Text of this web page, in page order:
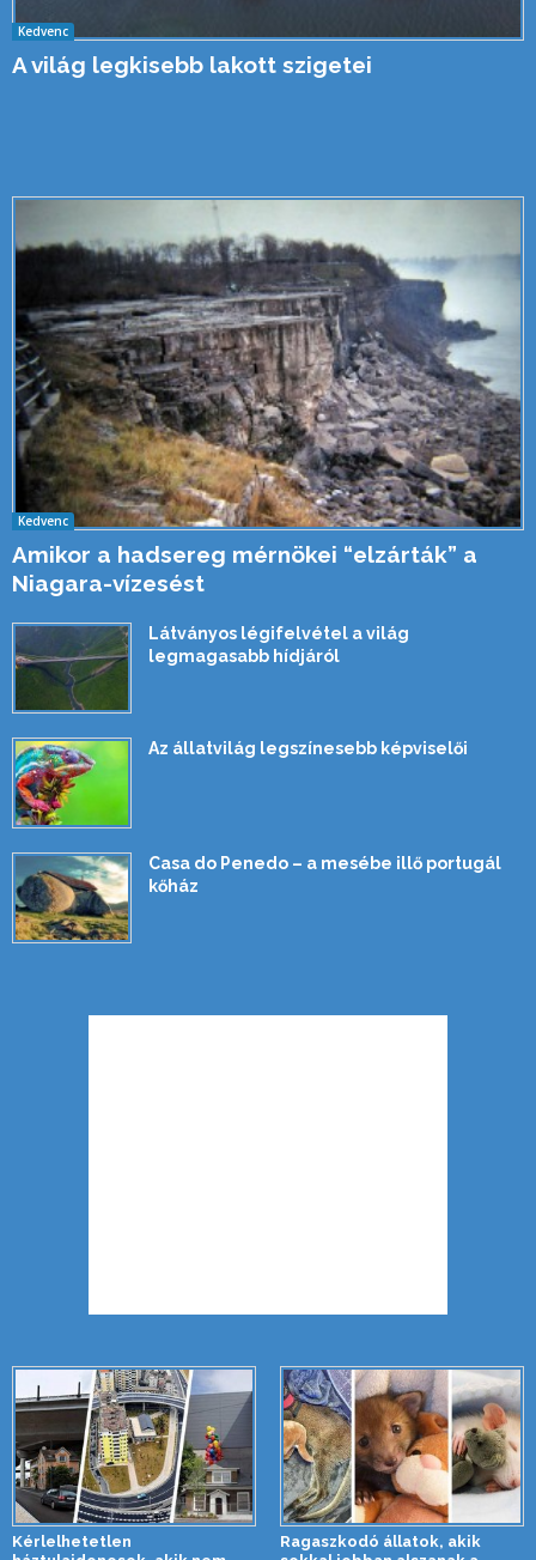
Kedvenc
A világ legkisebb lakott szigetei
Kedvenc
Amikor a hadsereg mérnökei “elzárták” a
Niagara-vízesést
Látványos légifelvétel a világ
legmagasabb hídjáról
Az állatvilág legszínesebb képviselői
Casa do Penedo – a mesébe illő portugál
kőház
Kérlelhetetlen
Ragaszkodó állatok, akik